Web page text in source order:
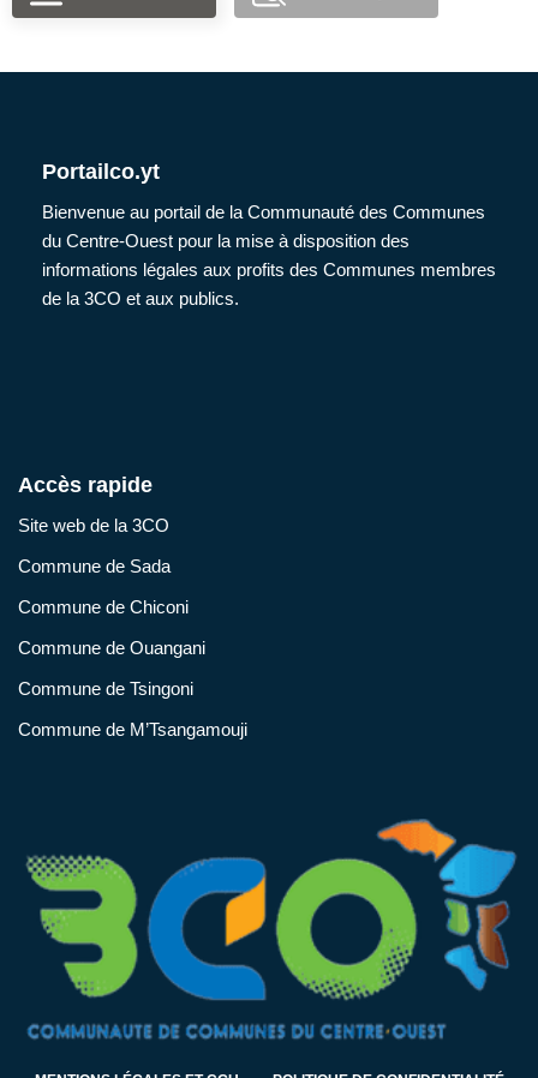
Portailco.yt
Bienvenue au portail de la Communauté des Communes
du Centre-Ouest pour la mise à disposition des
informations légales aux profits des Communes membres
de la 3CO et aux publics.
Accès rapide
Site web de la 3CO
Commune de Sada
Commune de Chiconi
Commune de Ouangani
Commune de Tsingoni
Commune de M’Tsangamouji